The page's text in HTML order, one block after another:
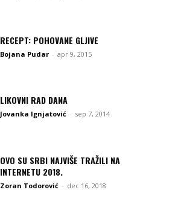
RECEPT: POHOVANE GLJIVE
Bojana Pudar - apr 9, 2015
LIKOVNI RAD DANA
Jovanka Ignjatović - sep 7, 2014
OVO SU SRBI NAJVIŠE TRAŽILI NA
INTERNETU 2018.
Zoran Todorović - dec 16, 2018